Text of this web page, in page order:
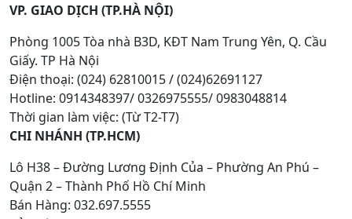
VP. GIAO DỊCH (TP.HÀ NỘI)
Phòng 1005 Tòa nhà B3D, KĐT Nam Trung Yên, Q. Cầu
Giấy. TP Hà Nội
Điện thoại: (024) 62810015 / (024)62691127
Hotline: 0914348397/ 0326975555/ 0983048814
Thời gian làm việc: (Từ T2-T7)
CHI NHÁNH (TP.HCM)
Lô H38 – Đường Lương Định Của – Phường An Phú –
Quận 2 – Thành Phố Hồ Chí Minh
Bán Hàng: 032.697.5555